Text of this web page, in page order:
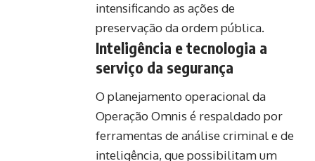
intensificando as ações de
preservação da ordem pública.
Inteligência e tecnologia a
serviço da segurança
O planejamento operacional da
Operação Omnis é respaldado por
ferramentas de análise criminal e de
inteligência, que possibilitam um